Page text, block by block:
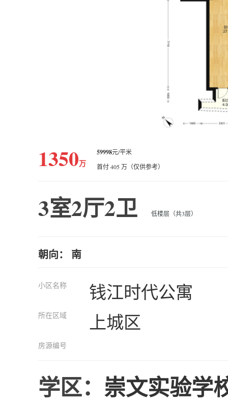
1350万
59998元/平米
首付 405 万（仅供参考）
3室2厅2卫 低楼层（共3层）
朝向： 南
小区名称 钱江时代公寓
所在区域 上城区
房源编号
学区： 崇文实验学